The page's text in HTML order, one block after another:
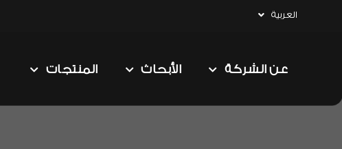
العربية
عن الشركة الأبحاث المنتجات